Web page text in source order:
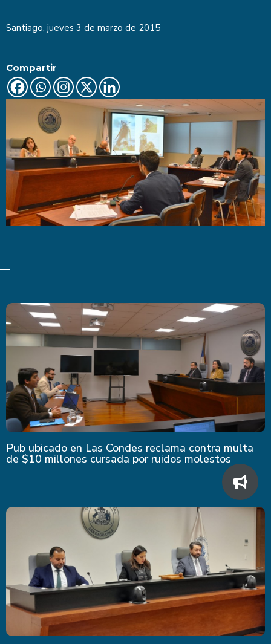
Santiago, jueves 3 de marzo de 2015
Compartir
Pub ubicado en Las Condes reclama contra multa
de $10 millones cursada por ruidos molestos